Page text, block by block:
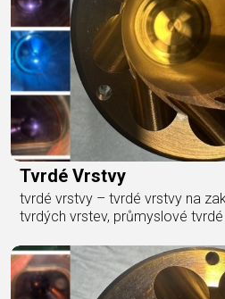
Tvrdé Vrstvy
tvrdé vrstvy – tvrdé vrstvy na
tvrdých vrstev, průmyslové